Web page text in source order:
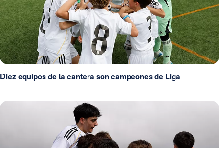
Diez equipos de la cantera son campeones de Liga